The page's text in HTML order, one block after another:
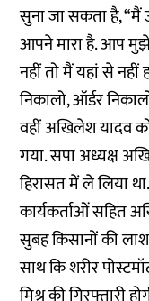
सुना जा सकता है, “मैं
आपने मारा है. आप
नहीं तो मैं यहां से
निकालो, ऑर्डर
वहीं अखिलेश यादव
गया. सपा अध्यक्ष
हिरासत में ले लिया
कार्यकर्ताओं सहित
सुबह किसानों की
साथ कि शरीर